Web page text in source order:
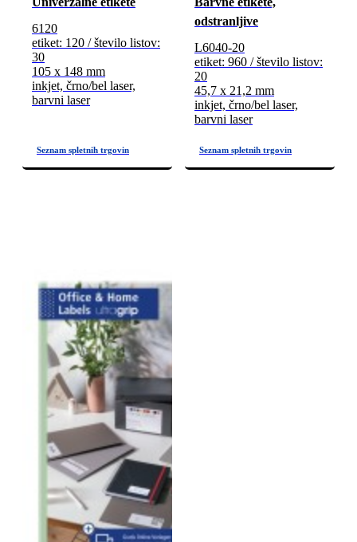
6120
etiket: 120 / število listov:
30
105 x 148 mm
inkjet, črno/bel laser,
barvni laser
odstranljive
L6040-20
etiket: 960 / število listov:
20
45,7 x 21,2 mm
inkjet, črno/bel laser,
barvni laser